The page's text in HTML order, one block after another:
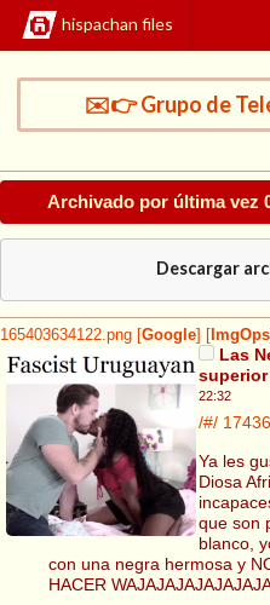
hispachan files
✉️👉 Grupo de
Archivado por última vez
Descargar
165403634122.png Google ImgOps
Las
22:32
/#/
Ya les
Diosa
que son
blanco,
con una negra hermosa y
HACER